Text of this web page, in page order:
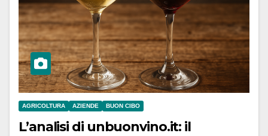
AGRICOLTURA AZIENDE BUON CIBO
L’analisi di unbuonvino.it: il